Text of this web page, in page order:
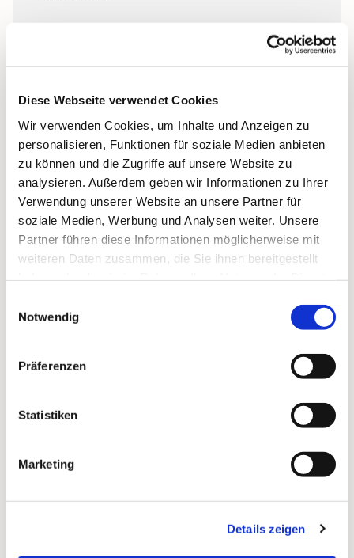
Diese Webseite verwendet Cookies
Wir verwenden Cookies, um Inhalte und Anzeigen zu
personalisieren, Funktionen für soziale Medien anbieten
zu können und die Zugriffe auf unsere Website zu
analysieren. Außerdem geben wir Informationen zu Ihrer
Verwendung unserer Website an unsere Partner für
soziale Medien, Werbung und Analysen weiter. Unsere
Partner führen diese Informationen möglicherweise mit
weiteren Daten zusammen, die Sie ihnen bereitgestellt
Notwendig
Präferenzen
Statistiken
Marketing
Details zeigen
Heilige Dreifaltigkeit Kirche, Stralsund,
Gemeinsam beten wir dasInvitatorium, die
Lesehoreund dieLaudes. Dazu hören wir das
Tagesevangelium und verbleiben in 15 Minuten stiller
Meditation.
Mitbeten empfehlen wir stundengebet.de
iOS